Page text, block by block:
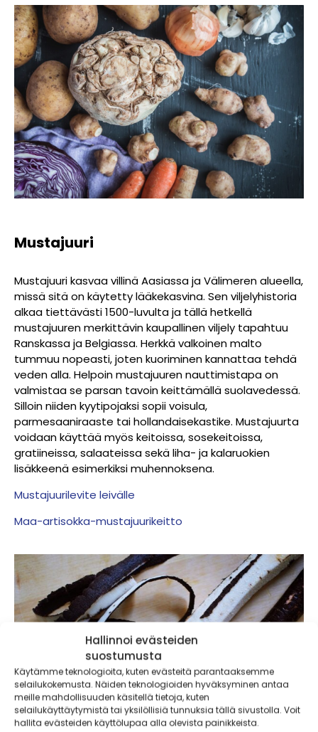
Hallinnoi evästeiden
suostumusta
Käytämme teknologioita, kuten evästeitä parantaaksemme
selailukokemusta. Näiden teknologioiden hyväksyminen antaa
meille mahdollisuuden käsitellä tietoja, kuten
selailukäyttäytymistä tai yksilöllisiä tunnuksia tällä sivustolla. Voit
hallita evästeiden käyttölupaa alla olevista painikkeista.
Mustajuuri
Mustajuuri kasvaa villinä Aasiassa ja Välimeren alueella,
missä sitä on käytetty lääkekasvina. Sen viljelyhistoria
alkaa tiettävästi 1500-luvulta ja tällä hetkellä
mustajuuren merkittävin kaupallinen viljely tapahtuu
Ranskassa ja Belgiassa. Herkkä valkoinen malto
tummuu nopeasti, joten kuoriminen kannattaa tehdä
veden alla. Helpoin mustajuuren nauttimistapa on
valmistaa se parsan tavoin keittämällä suolavedessä.
Silloin niiden kyytipojaksi sopii voisula,
parmesaaniraaste tai hollandaisekastike. Mustajuurta
voidaan käyttää myös keitoissa, sosekeitoissa,
gratiineissa, salaateissa sekä liha- ja kalaruokien
lisäkkeenä esimerkiksi muhennoksena.
Mustajuurilevite leivälle
Maa-artisokka-mustajuurikeitto